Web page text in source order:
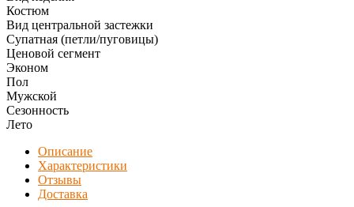
Костюм
Вид центральной застежки
Супатная (петли/пуговицы)
Ценовой сегмент
Эконом
Пол
Мужской
Сезонность
Лето
Описание
Характеристики
Отзывы
Доставка